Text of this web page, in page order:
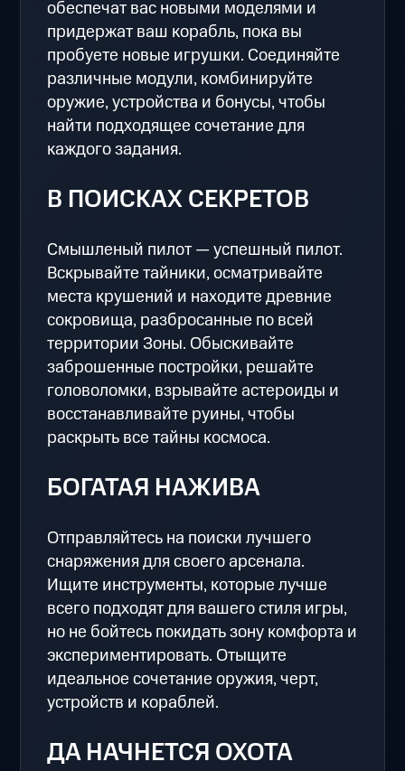
обеспечат вас новыми моделями и
придержат ваш корабль, пока вы
пробуете новые игрушки. Соединяйте
различные модули, комбинируйте
оружие, устройства и бонусы, чтобы
найти подходящее сочетание для
каждого задания.
В ПОИСКАХ СЕКРЕТОВ
Смышленый пилот — успешный пилот.
Вскрывайте тайники, осматривайте
места крушений и находите древние
сокровища, разбросанные по всей
территории Зоны. Обыскивайте
заброшенные постройки, решайте
головоломки, взрывайте астероиды и
восстанавливайте руины, чтобы
раскрыть все тайны космоса.
БОГАТАЯ НАЖИВА
Отправляйтесь на поиски лучшего
снаряжения для своего арсенала.
Ищите инструменты, которые лучше
всего подходят для вашего стиля игры,
но не бойтесь покидать зону комфорта и
экспериментировать. Отыщите
идеальное сочетание оружия, черт,
устройств и кораблей.
ДА НАЧНЕТСЯ ОХОТА